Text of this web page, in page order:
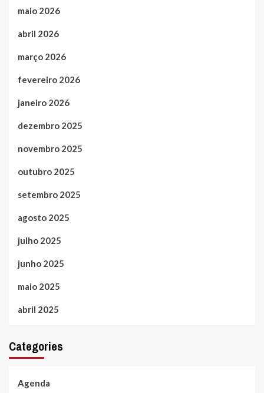
maio 2026
abril 2026
março 2026
fevereiro 2026
janeiro 2026
dezembro 2025
novembro 2025
outubro 2025
setembro 2025
agosto 2025
julho 2025
junho 2025
maio 2025
abril 2025
Categories
Agenda